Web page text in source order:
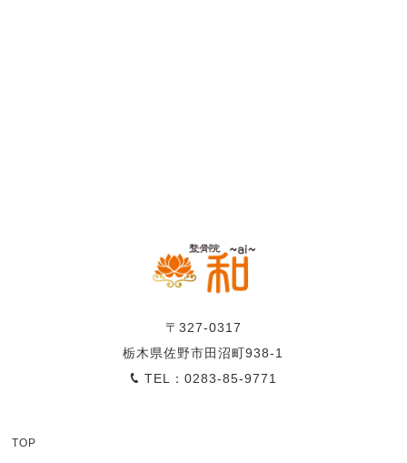
〒327-0317
栃木県佐野市田沼町938-1
TEL：0283-85-9771
TOP